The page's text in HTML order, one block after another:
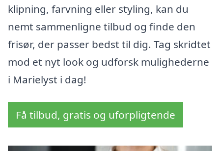
klipning, farvning eller styling, kan du
nemt sammenligne tilbud og finde den
frisør, der passer bedst til dig. Tag skridtet
mod et nyt look og udforsk mulighederne
i Marielyst i dag!
Få tilbud, gratis og uforpligtende